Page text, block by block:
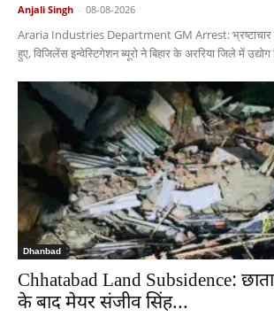
Anjali Singh - 08-08-2026
Araria Industries Department GM Arrest: भ्रष्टाचार
हुए, विजिलेंस इन्वेस्टिगेशन ब्यूरो ने बिहार के अररिया जिले में
Dhanbad
Chhatabad Land Subsidence:
के बाद मेयर संजीव सिंह...